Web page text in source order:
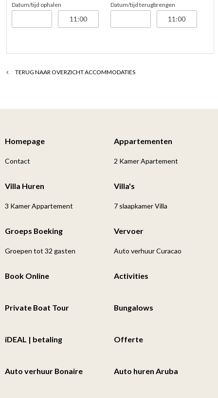
Datum/tijd ophalen Datum/tijd terugbrengen
TERUG NAAR OVERZICHT ACCOMMODATIES
Homepage
Contact
Appartementen
2 Kamer Apartement
Villa Huren
3 Kamer Appartement
Villa's
7 slaapkamer Villa
Groeps Boeking
Groepen tot 32 gasten
Vervoer
Auto verhuur Curacao
Book Online Activities
Private Boat Tour Bungalows
iDEAL | betaling Offerte
Auto verhuur Bonaire Auto huren Aruba